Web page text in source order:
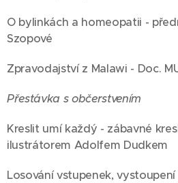
O bylinkách a homeopatii -
Szopové
Zpravodajství z Malawi - Doc.
Přestávka s občerstvením
Kreslit umí každý - zábavné
ilustrátorem Adolfem Dudkem
Losování vstupenek,